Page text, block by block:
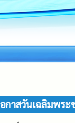
อกาสวันเฉลิมพ